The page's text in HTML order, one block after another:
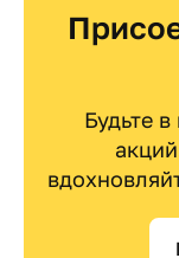
Будьте